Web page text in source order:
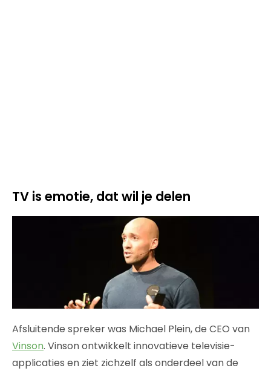
TV is emotie, dat wil je delen
Afsluitende spreker was Michael Plein, de CEO van
Vinson. Vinson ontwikkelt innovatieve televisie-
applicaties en ziet zichzelf als onderdeel van de